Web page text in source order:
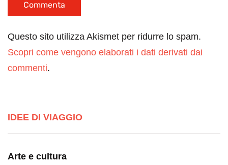
Questo sito utilizza Akismet per ridurre lo spam.
Scopri come vengono elaborati i dati derivati dai
commenti.
IDEE DI VIAGGIO
Arte e cultura